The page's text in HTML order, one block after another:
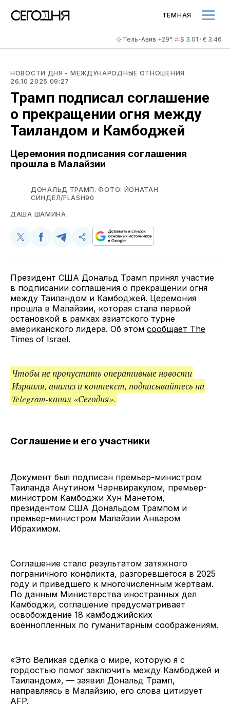
Тель-Авив +29° $ 3.01 · € 3.46
ТЕМНАЯ
НОВОСТИ ДНЯ - МЕЖДУНАРОДНЫЕ ОТНОШЕНИЯ
26.10.2025 09:27
Трамп подписал соглашение
о прекращении огня между
Таиландом и Камбоджей
Церемония подписания соглашения
прошла в Малайзии
ДОНАЛЬД ТРАМП. ФОТО: ЙОНАТАН
СИНДЕЛ/FLASH90
ДАША ШАМИНА
Поделиться
Twitter
Поделиться
Facebook
Поделиться
Telegram
Скопируйте
поделитесь
ссылкой
Президент США Дональд Трамп принял участие
в подписании соглашения о прекращении огня
между Таиландом и Камбоджей. Церемония
прошла в Малайзии, которая стала первой
остановкой в рамках азиатского турне
американского лидера. Об этом сообщает The
Times of Israel.
Чтобы не пропустить оперативные новости
Израиля, анализ и контекст, подписывайтесь на
Telegram-канал «Сегодня».
Соглашение и его участники
Документ был подписан премьер-министром
Таиланда Анутином Чарнвиракулом, премьер-
министром Камбоджи Хун Манетом,
президентом США Дональдом Трампом и
премьер-министром Малайзии Анваром
Ибрахимом.
Соглашение стало результатом затяжного
пограничного конфликта, разгоревшегося в 2025
году и приведшего к многочисленным жертвам.
По данным Министерства иностранных дел
Камбоджи, соглашение предусматривает
освобождение 18 камбоджийских
военнопленных по гуманитарным соображениям.
«Это Великая сделка о мире, которую я с
гордостью помог заключить между Камбоджей и
Таиландом», — заявил Дональд Трамп,
направляясь в Малайзию, его слова цитирует
AFP.